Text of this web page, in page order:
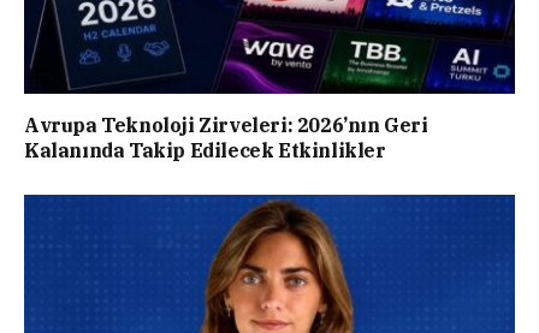
Avrupa Teknoloji Zirveleri: 2026’nın Geri
Kalanında Takip Edilecek Etkinlikler